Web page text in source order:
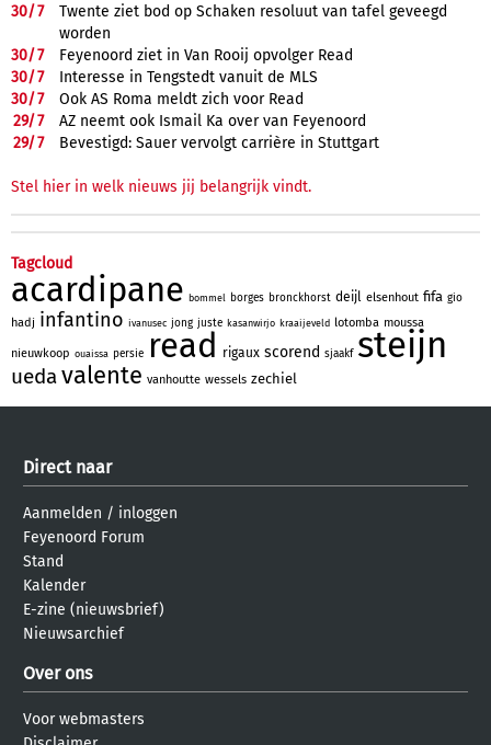
30/7
Twente ziet bod op Schaken resoluut van tafel geveegd
worden
30/7
Feyenoord ziet in Van Rooij opvolger Read
30/7
Interesse in Tengstedt vanuit de MLS
30/7
Ook AS Roma meldt zich voor Read
29/7
AZ neemt ook Ismail Ka over van Feyenoord
29/7 Bevestigd: Sauer vervolgt carrière in Stuttgart
Stel hier in welk nieuws jij belangrijk vindt.
Tagcloud
acardipane bommel borges bronckhorst deijl elsenhout fifa gio
hadj infantino ivanusec jong juste kasanwirjo kraaijeveld lotomba moussa
nieuwkoop ouaissa persie read rigaux scorend sjaakf steijn
uedavalente vanhoutte wessels zechiel
Direct naar
Aanmelden / inloggen
Feyenoord Forum
Stand
Kalender
E-zine (nieuwsbrief)
Nieuwsarchief
Over ons
Voor webmasters